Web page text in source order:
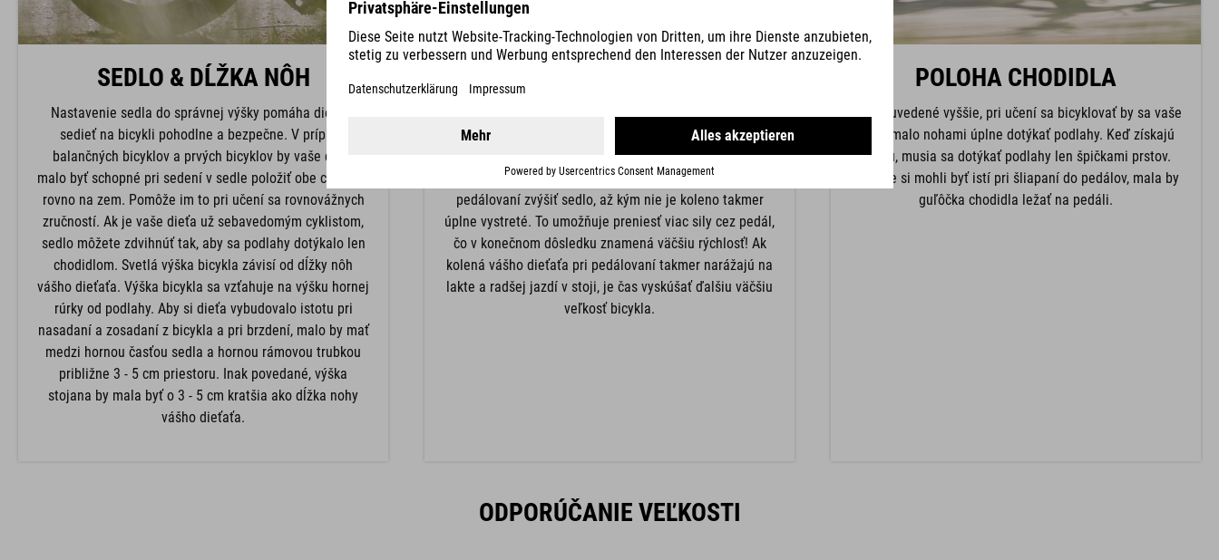
SEDLO & DĹŽKA NÔH
Nastavenie sedla do správnej výšky pomáha dieťaťu
sedieť na bicykli pohodlne a bezpečne. V prípade
balančných bicyklov a prvých bicyklov by vaše dieťa
malo byť schopné pri sedení v sedle položiť obe chodidlá
rovno na zem. Pomôže im to pri učení sa rovnovážnych
zručností. Ak je vaše dieťa už sebavedomým cyklistom,
sedlo môžete zdvihnúť tak, aby sa podlahy dotýkalo len
chodidlom. Svetlá výška bicykla závisí od dĺžky nôh
vášho dieťaťa. Výška bicykla sa vzťahuje na výšku hornej
rúrky od podlahy. Aby si dieťa vybudovalo istotu pri
nasadaní a zosadaní z bicykla a pri brzdení, malo by mať
medzi hornou časťou sedla a hornou rámovou trubkou
približne 3 - 5 cm priestoru. Inak povedané, výška
stojana by mala byť o 3 - 5 cm kratšia ako dĺžka nohy
vášho dieťaťa.
Polohu kolena určuje výška sedla. Pre začiatočníkov
odporúčame nižšiu výšku sedla so silnejším ohybom v
kolene, aby bolo ľahké položiť nohy na rovinu v ťažkej
situácii. Dospelí a sebavedomejšie deti môžu pri
pedálovaní zvýšiť sedlo, až kým nie je koleno takmer
úplne vystreté. To umožňuje preniesť viac sily cez pedál,
čo v konečnom dôsledku znamená väčšiu rýchlosť! Ak
kolená vášho dieťaťa pri pedálovaní takmer narážajú na
lakte a radšej jazdí v stoji, je čas vyskúšať ďalšiu väčšiu
veľkosť bicykla.
POLOHA CHODIDLA
Ako je uvedené vyššie, pri učení sa bicyklovať by sa vaše
dieťa malo nohami úplne dotýkať podlahy. Keď získajú
istotu, musia sa dotýkať podlahy len špičkami prstov.
Aby ste si mohli byť istí pri šliapaní do pedálov, mala by
guľôčka chodidla ležať na pedáli.
ODPORÚČANIE VEĽKOSTI